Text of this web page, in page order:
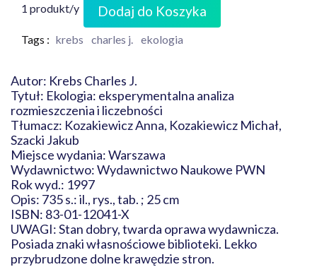
1 produkt/y Dodaj do Koszyka
Tags : krebs charles j. ekologia
Autor: Krebs Charles J.
Tytuł: Ekologia: eksperymentalna analiza
rozmieszczenia i liczebności
Tłumacz: Kozakiewicz Anna, Kozakiewicz Michał,
Szacki Jakub
Miejsce wydania: Warszawa
Wydawnictwo: Wydawnictwo Naukowe PWN
Rok wyd.: 1997
Opis: 735 s.: il., rys., tab. ; 25 cm
ISBN: 83-01-12041-X
UWAGI: Stan dobry, twarda oprawa wydawnicza.
Posiada znaki własnościowe biblioteki. Lekko
przybrudzone dolne krawędzie stron.